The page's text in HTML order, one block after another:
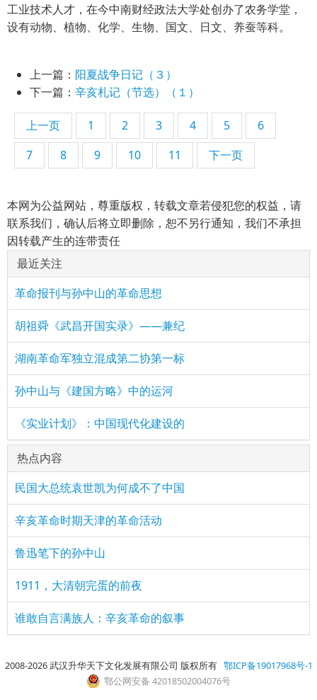
工业技术人才，在今中南财经政法大学处创办了农务学堂，
设有动物、植物、化学、生物、国文、日文、养蚕等科。
上一篇： 阳夏战争日记（３）
下一篇： 辛亥札记（节选）（１）
上一页 1 2 3 4 5
6
7
8 9 10 11 下一页
本网为公益网站，尊重版权，转载文章若侵犯您的权益，请
联系我们，确认后将立即删除，恕不另行通知，我们不承担
因转载产生的连带责任
最近关注
革命报刊与孙中山的革命思想
胡祖舜《武昌开国实录》——兼纪
湖南革命军独立混成第二协第一标
孙中山与《建国方略》中的运河
《实业计划》：中国现代化建设的
热点内容
民国大总统袁世凯为何成不了中国
辛亥革命时期天津的革命活动
鲁迅笔下的孙中山
1911，大清朝完蛋的前夜
谁敢自言满族人：辛亥革命的叙事
2008-2026 武汉升华天下文化发展有限公司 版权所有 鄂ICP备19017968号-1
鄂公网安备 42018502004076号